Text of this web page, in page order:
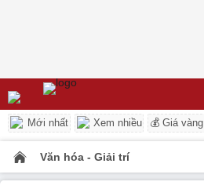
Mới nhất Xem nhiều 💰 Giá vàng
Văn hóa - Giải trí